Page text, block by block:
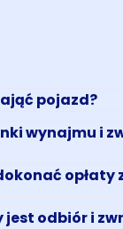
pojazd?
wynajmu i
jest odbiór i